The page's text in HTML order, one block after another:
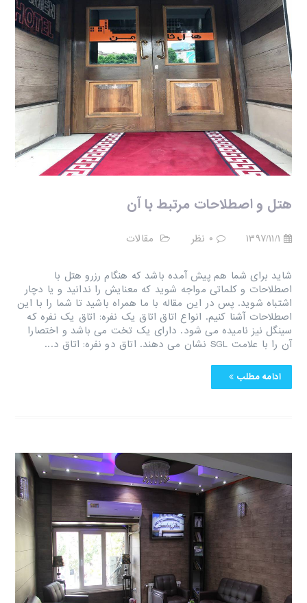
هتل و اصطلاحات مرتبط با آن
۱۳۹۷/۱۱/۱ ۰ نظر مقالات
شاید برای شما هم پیش آمده باشد که هنگام رزرو هتل با
اصطلاحات و کلماتی مواجه شوید که معنایش را ندانید و یا دچار
اشتباه شوید. پس در این مقاله با ما همراه باشید تا شما را با این
اصطلاحات آشنا کنیم. انواع اتاق اتاق یک نفره: اتاق یک نفره که
سینگل نیز نامیده می شود. دارای یک تخت می باشد و اختصارا
آن را با علامت SGL نشان می دهند. اتاق دو نفره: اتاق د...
ادامه مطلب